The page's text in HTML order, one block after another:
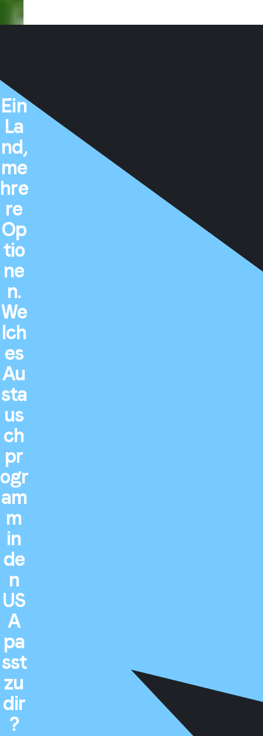
Ein
La
nd,
me
hre
re
Op
tio
ne
n.
We
lch
es
Au
sta
us
ch
pr
ogr
am
m
in
de
n
US
A
pa
sst
zu
dir
?